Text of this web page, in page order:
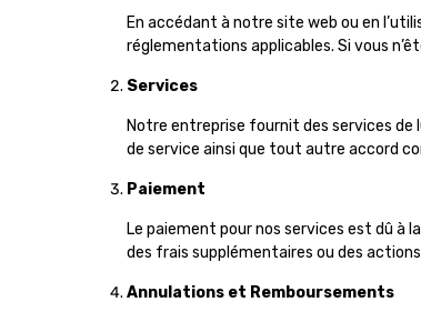
En accédant à notre site web ou en
réglementations applicables. Si vous
Services
Notre entreprise fournit des services
de service ainsi que tout autre accord
Paiement
Le paiement pour nos services est dû à
des frais supplémentaires ou des
Annulations et Remboursements